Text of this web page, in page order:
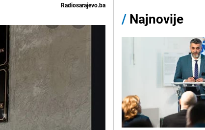
Radiosarajevo.ba
/ Najnovije